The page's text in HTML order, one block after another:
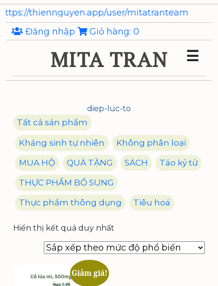
Skip
to
the
content
user/mitatranteam
Đăng nhập
Giỏ hàng: 0
MITA TRAN ☰
diep-luc-to
Tất cả sản phẩm
Kháng sinh tự nhiên Không phân loại
MUA HỘ QUÀ TẶNG SÁCH Táo kỷ tử
THỰC PHẨM BỔ SUNG
Thực phẩm thông dụng Tiêu hoá
Hiển thị kết quả duy nhất
Giảm giá!